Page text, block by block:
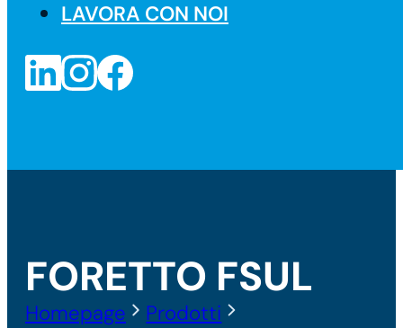
LAVORA CON NOI
FORETTO FSUL
Homepage
Prodotti